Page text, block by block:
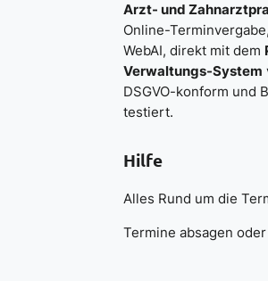
Arzt- und
Online-
WebAI, direkt mit dem
Verwaltungs-System
DSGVO-konform und
testiert.
Hilfe
Alles Rund um die
Termine absagen